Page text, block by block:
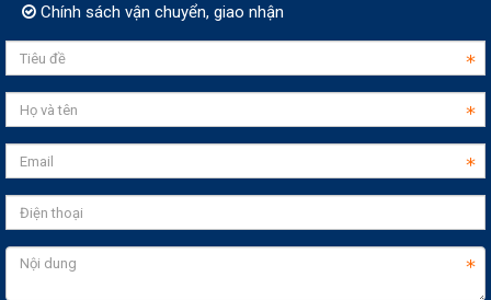
Chính sách vận chuyển, giao nhận